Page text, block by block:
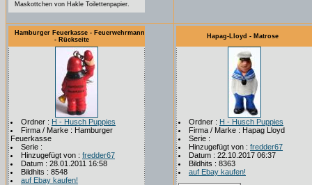
Maskottchen von Hakle Toilettenpapier.
Hamburger Feuerkasse - Feuerwehrmann
- Rückseite
Ordner : H - Husch Puppies
Firma / Marke : Hamburger
Feuerkasse
Serie :
Hinzugefügt von : fredder67
Datum : 28.01.2011 16:58
Bildhits : 8548
auf Ebay kaufen!
Hapag-Lloyd - Matrose
Ordner : H - Husch Puppies
Firma / Marke : Hapag Lloyd
Serie :
Hinzugefügt von : fredder67
Datum : 22.10.2017 06:37
Bildhits : 8363
auf Ebay kaufen!